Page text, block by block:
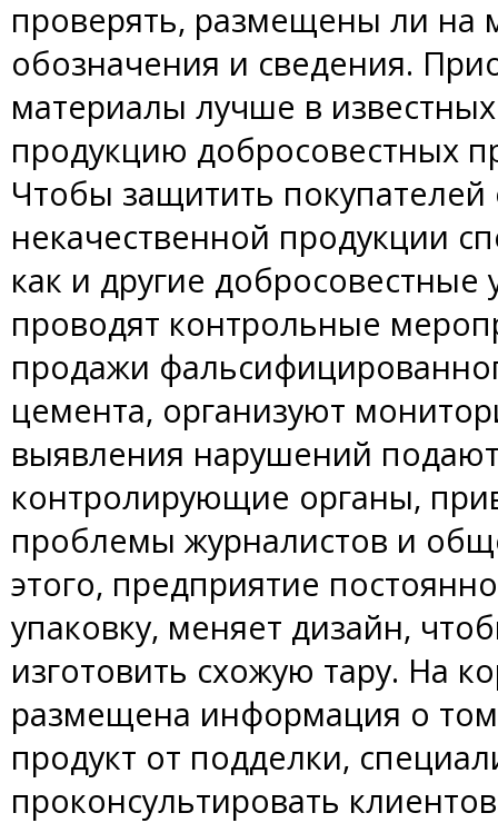
проверять, размещены ли
обозначения и сведения.
материалы лучше в
продукцию добросовестных
Чтобы защитить
некачественной продукции
как и другие
проводят контрольные
продажи
цемента, организуют
выявления нарушений
контролирующие органы,
проблемы журналистов и
этого, предприятие
упаковку, меняет дизайн,
изготовить схожую тару. На
размещена информация о
продукт от подделки,
проконсультировать